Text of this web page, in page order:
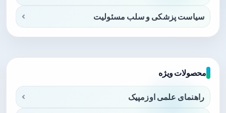
سیاست پزشکی و سلب مسئولیت
محصولات ویژه
راهنمای علمی اوزمپیک